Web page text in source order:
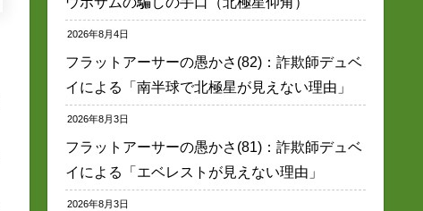
2026年8月4日
フラットアーサーの愚かさ(82)：詐欺師デュベ
イによる「南半球で北極星が見えない理由」
2026年8月3日
フラットアーサーの愚かさ(81)：詐欺師デュベ
イによる「エベレストが見えない理由」
2026年8月3日